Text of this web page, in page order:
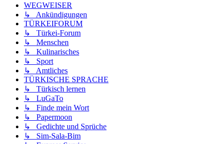
WEGWEISER
↳ Ankündigungen
TÜRKEIFORUM
↳ Türkei-Forum
↳ Menschen
↳ Kulinarisches
↳ Sport
↳ Amtliches
TÜRKISCHE SPRACHE
↳ Türkisch lernen
↳ LuGaTo
↳ Finde mein Wort
↳ Papermoon
↳ Gedichte und Sprüche
↳ Sim-Sala-Bim